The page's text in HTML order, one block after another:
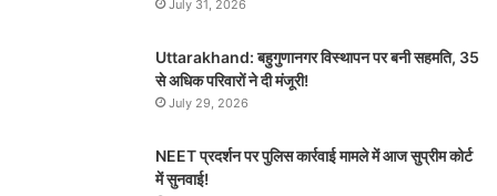
July 31, 2026
Uttarakhand: बहुगुणानगर विस्थापन पर बनी सहमति, 35
से अधिक परिवारों ने दी मंजूरी!
July 29, 2026
NEET प्रदर्शन पर पुलिस कार्रवाई मामले में आज सुप्रीम कोर्ट
में सुनवाई!